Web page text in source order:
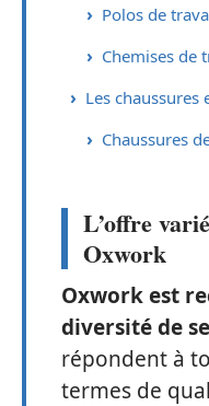
Polos de
Chemises de
Les
Chaussures
L’offre
Oxwork
Oxwork est
diversité de
répondent à
termes de